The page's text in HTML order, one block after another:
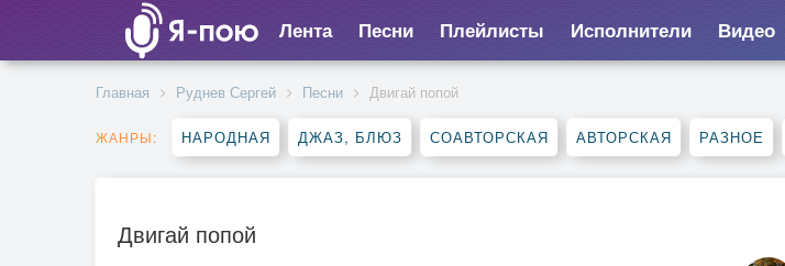
Лента Песни Плейлисты Исполнители Видео
Главная Руднев Сергей Песни Двигай попой
ЖАНРЫ: НАРОДНАЯ ДЖАЗ, БЛЮЗ СОАВТОРСКАЯ АВТОРСКАЯ РАЗНОЕ
Двигай попой